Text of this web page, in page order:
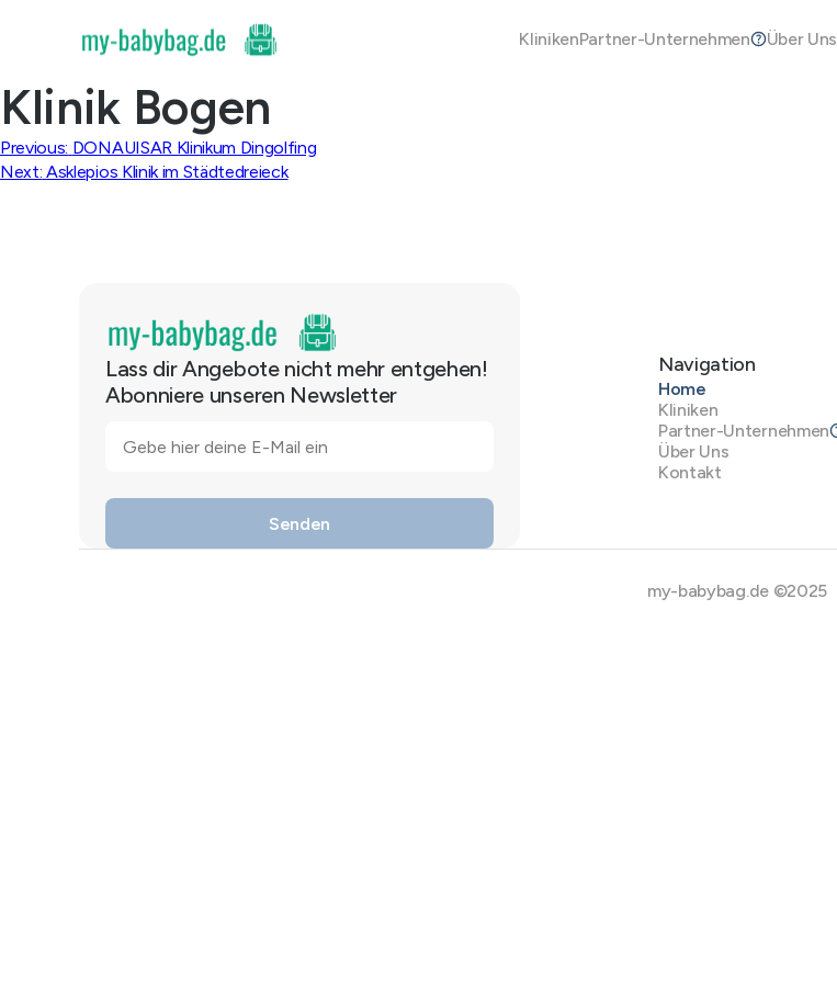
KlinikenPartner-Unternehmen Über Uns
Klinik Bogen
Beitragsnavigation
Previous: DONAUISAR Klinikum Dingolfing
Next: Asklepios Klinik im Städtedreieck
Lass dir Angebote nicht mehr entgehen!
Abonniere unseren Newsletter
Navigation
Home
Kliniken
Partner-Unternehmen
Über Uns
Kontakt
my-babybag.de ©2025